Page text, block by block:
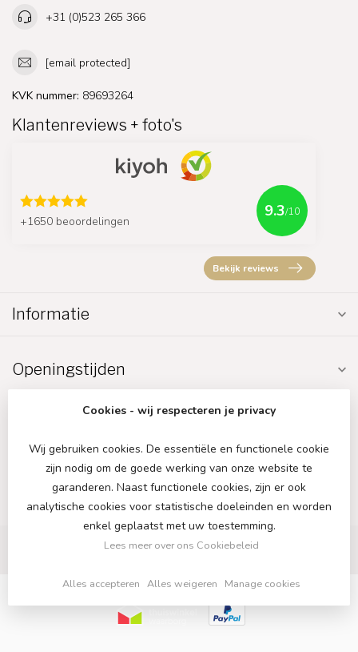
+31 (0)523 265 366
[email protected]
KVK nummer: 89693264
Klantenreviews + foto's
+1650 beoordelingen
9.3/10
Bekijk reviews
Informatie
Openingstijden
Cookies - wij respecteren je privacy
Wij gebruiken cookies. De essentiële en functionele cookie
zijn nodig om de goede werking van onze website te
garanderen. Naast functionele cookies, zijn er ook
analytische cookies voor statistische doeleinden en worden
enkel geplaatst met uw toestemming.
Lees meer over ons Cookiebeleid
Alles accepteren Alles weigeren Manage cookies